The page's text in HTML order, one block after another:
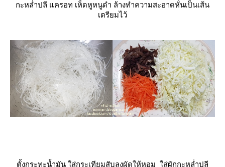
กะหล่ำปลี แครอท เห็ดหูหนูดำ ล้างทำความสะอาดหั่นเป็นเส้น
เตรียมไว้
ตั้งกระทะน้ำมัน ใส่กระเทียมสับลงผัดให้หอม ใส่ผักกะหล่ำปลี